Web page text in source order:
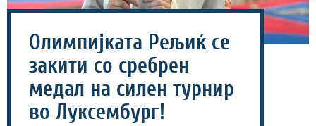
Олимпијката Рељиќ се
закити со сребрен
медал на силен турнир
во Луксембург!